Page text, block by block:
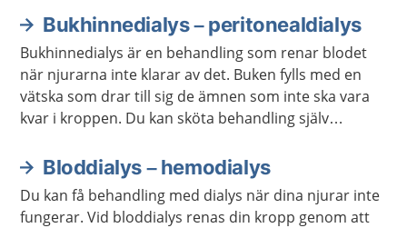
njurarna fungerar mycket dåligt finns det speciell
Bukhinnedialys – peritonealdialys
Bukhinnedialys är en behandling som renar blodet
när njurarna inte klarar av det. Buken fylls med en
vätska som drar till sig de ämnen som inte ska vara
kvar i kroppen. Du kan sköta behandling själv
Bloddialys – hemodialys
Du kan få behandling med dialys när dina njurar inte
fungerar. Vid bloddialys renas din kropp genom att